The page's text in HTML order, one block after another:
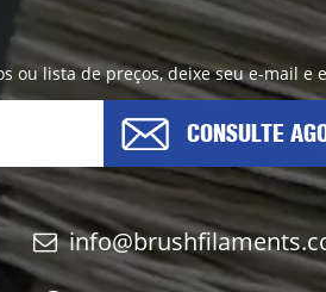
ou lista de preços, deixe seu e-mail
CONSULTE